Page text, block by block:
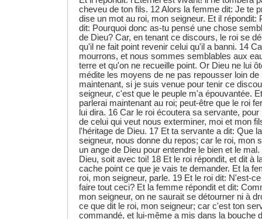
cheveu de ton fils. 12 Alors la femme dit: Je te
dise un mot au roi, mon seigneur. Et il répondit:
dit: Pourquoi donc as-tu pensé une chose
de Dieu? Car, en tenant ce discours, le roi se
qu'il ne fait point revenir celui qu'il a banni. 14
mourrons, et nous sommes semblables aux
terre et qu'on ne recueille point. Or Dieu ne lui
médite les moyens de ne pas repousser loin de
maintenant, si je suis venue pour tenir ce
seigneur, c'est que le peuple m'a épouvantée.
parlerai maintenant au roi; peut-être que le roi
lui dira. 16 Car le roi écoutera sa servante,
de celui qui veut nous exterminer, moi et mon
l'héritage de Dieu. 17 Et ta servante a dit: Que
seigneur, nous donne du repos; car le roi, mon
un ange de Dieu pour entendre le bien et le
Dieu, soit avec toi! 18 Et le roi répondit, et dit à
cache point ce que je vais te demander. Et la
roi, mon seigneur, parle. 19 Et le roi dit: N'est-
faire tout ceci? Et la femme répondit et dit:
mon seigneur, on ne saurait se détourner ni à
ce que dit le roi, mon seigneur; car c'est ton
commandé, et lui-même a mis dans la bouche